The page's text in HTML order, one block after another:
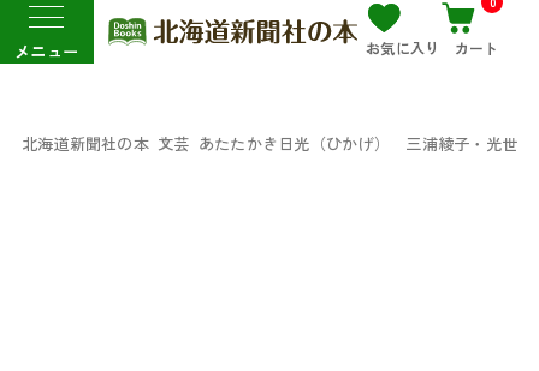
メニュー お気に入り カート
北海道新聞社の本 文芸 あたたかき日光（ひかげ） 三浦綾子・光世物